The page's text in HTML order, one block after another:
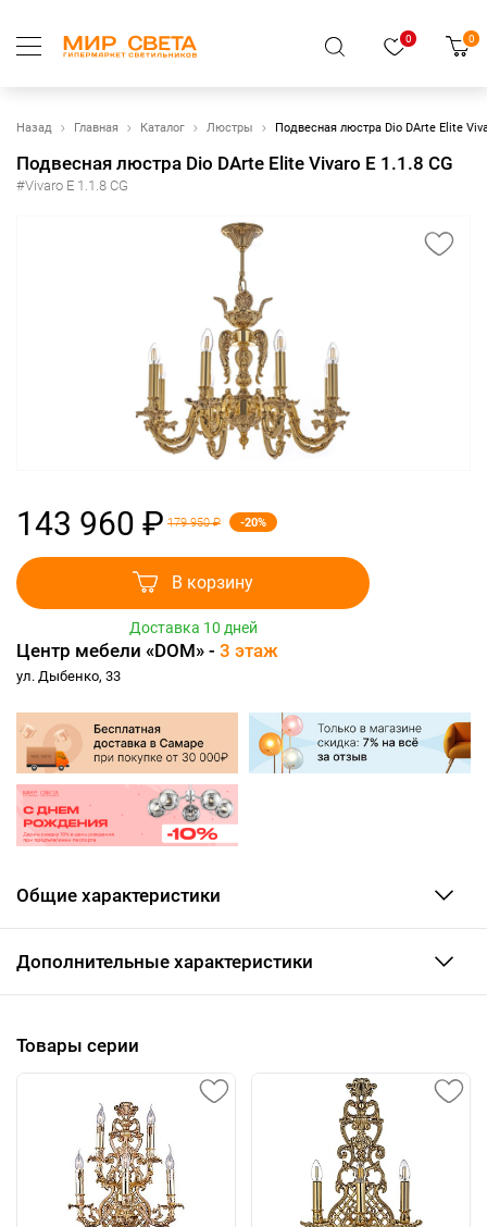
0 0
Назад Главная Каталог Люстры Подвесная люстра Dio DArte Elite
Подвесная люстра Dio DArte Elite Vivaro E 1.1.8 CG
#Vivaro E 1.1.8 CG
143 960 ₽ 179 950 ₽ -20%
В корзину
Доставка 10 дней
Центр мебели «DOM» - 3 этаж
ул. Дыбенко, 33
Общие характеристики
Дополнительные характеристики
Товары серии